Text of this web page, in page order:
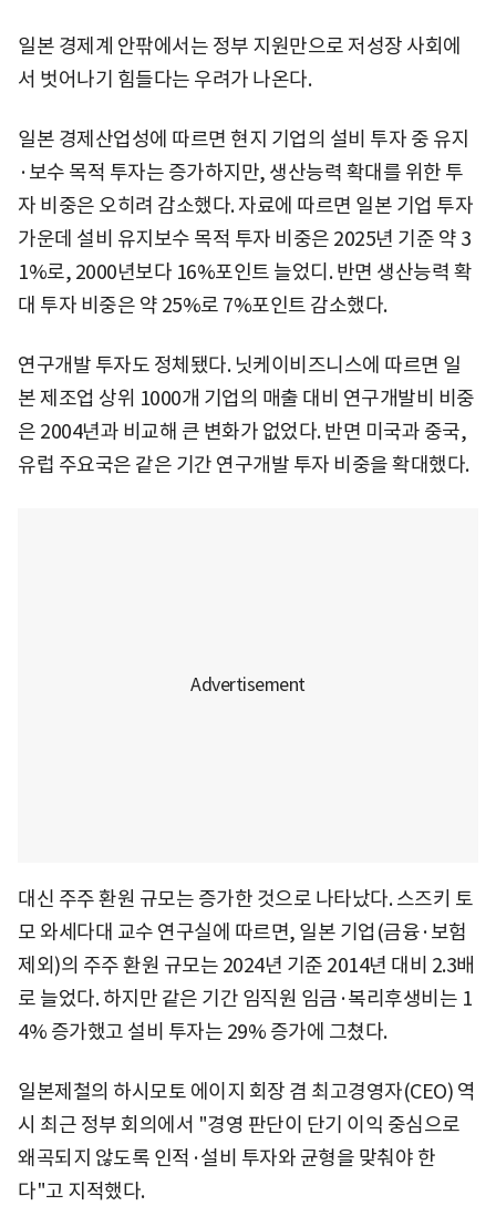
일본 경제계 안팎에서는 정부 지원만으로 저성장 사회에
서 벗어나기 힘들다는 우려가 나온다.
일본 경제산업성에 따르면 현지 기업의 설비 투자 중 유지
·보수 목적 투자는 증가하지만, 생산능력 확대를 위한 투
자 비중은 오히려 감소했다. 자료에 따르면 일본 기업 투자
가운데 설비 유지보수 목적 투자 비중은 2025년 기준 약 3
1%로, 2000년보다 16%포인트 늘었디. 반면 생산능력 확
대 투자 비중은 약 25%로 7%포인트 감소했다.
연구개발 투자도 정체됐다. 닛케이비즈니스에 따르면 일
본 제조업 상위 1000개 기업의 매출 대비 연구개발비 비중
은 2004년과 비교해 큰 변화가 없었다. 반면 미국과 중국,
유럽 주요국은 같은 기간 연구개발 투자 비중을 확대했다.
대신 주주 환원 규모는 증가한 것으로 나타났다. 스즈키 토
모 와세다대 교수 연구실에 따르면, 일본 기업(금융·보험
제외)의 주주 환원 규모는 2024년 기준 2014년 대비 2.3배
로 늘었다. 하지만 같은 기간 임직원 임금·복리후생비는 1
4% 증가했고 설비 투자는 29% 증가에 그쳤다.
일본제철의 하시모토 에이지 회장 겸 최고경영자(CEO) 역
시 최근 정부 회의에서 "경영 판단이 단기 이익 중심으로
왜곡되지 않도록 인적·설비 투자와 균형을 맞춰야 한
다"고 지적했다.